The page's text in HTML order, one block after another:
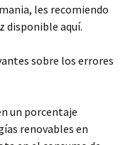
les recomiendo
disponible aquí.
sobre los errores
un porcentaje
renovables en